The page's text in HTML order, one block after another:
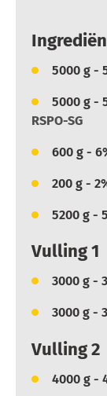
5000 g -
5000 g -
RSPO-SG
600 g -
200 g -
5200 g -
Vulling 1
3000 g -
3000 g -
Vulling 2
4000 g -